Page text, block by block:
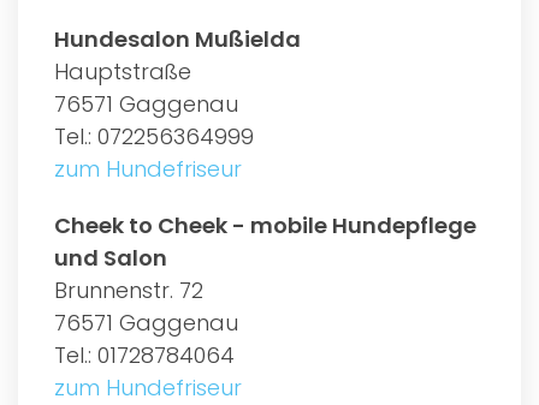
Hundesalon Mußielda
Hauptstraße
76571 Gaggenau
Tel.: 072256364999
zum Hundefriseur
Cheek to Cheek - mobile Hundepflege
und Salon
Brunnenstr. 72
76571 Gaggenau
Tel.: 01728784064
zum Hundefriseur